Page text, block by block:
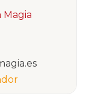
Magia